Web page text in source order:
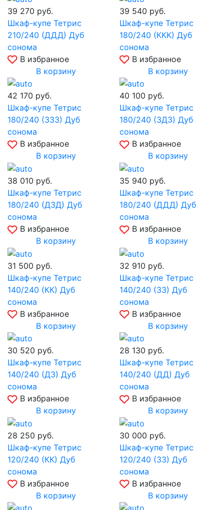
39 270 руб.
Шкаф-купе Тетрис
210/240 (ДДД) Дуб
сонома
В избранное
В корзину
39 540 руб.
Шкаф-купе Тетрис
180/240 (ККК) Дуб
сонома
В избранное
В корзину
42 170 руб.
Шкаф-купе Тетрис
180/240 (ЗЗЗ) Дуб
сонома
В избранное
В корзину
40 100 руб.
Шкаф-купе Тетрис
180/240 (ЗДЗ) Дуб
сонома
В избранное
В корзину
38 010 руб.
Шкаф-купе Тетрис
180/240 (ДЗД) Дуб
сонома
В избранное
В корзину
35 940 руб.
Шкаф-купе Тетрис
180/240 (ДДД) Дуб
сонома
В избранное
В корзину
31 500 руб.
Шкаф-купе Тетрис
140/240 (КК) Дуб
сонома
В избранное
В корзину
32 910 руб.
Шкаф-купе Тетрис
140/240 (ЗЗ) Дуб
сонома
В избранное
В корзину
30 520 руб.
Шкаф-купе Тетрис
140/240 (ДЗ) Дуб
сонома
В избранное
В корзину
28 130 руб.
Шкаф-купе Тетрис
140/240 (ДД) Дуб
сонома
В избранное
В корзину
28 250 руб.
Шкаф-купе Тетрис
120/240 (КК) Дуб
сонома
В избранное
В корзину
30 000 руб.
Шкаф-купе Тетрис
120/240 (ЗЗ) Дуб
сонома
В избранное
В корзину